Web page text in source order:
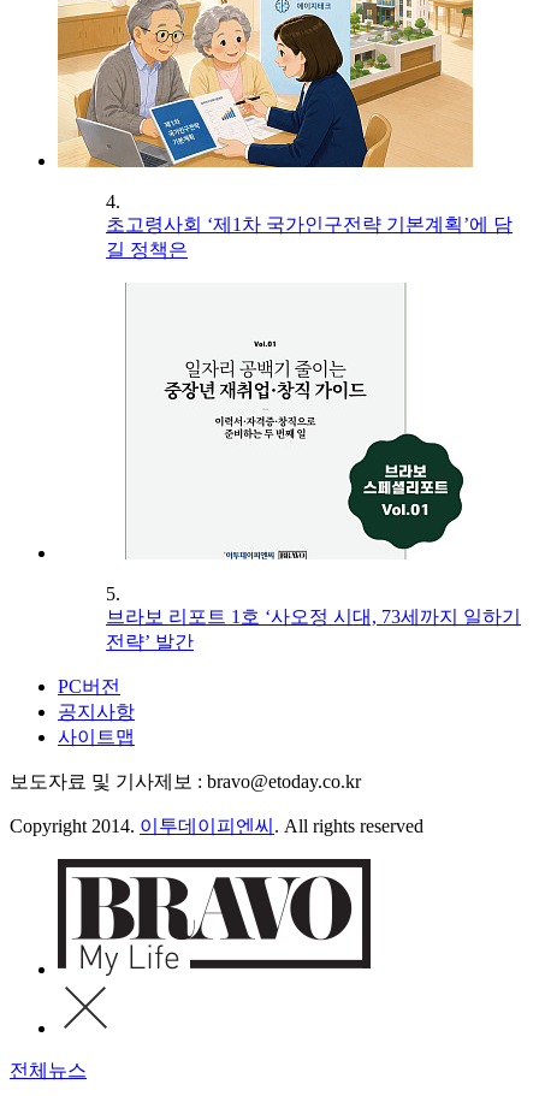
4.
초고령사회 ‘제1차 국가인구전략 기본계획’에 담
길 정책은
5.
브라보 리포트 1호 ‘사오정 시대, 73세까지 일하기
전략’ 발간
PC버전
공지사항
사이트맵
보도자료 및 기사제보 : bravo@etoday.co.kr
Copyright 2014. 이투데이피엔씨 . All rights reserved
전체뉴스